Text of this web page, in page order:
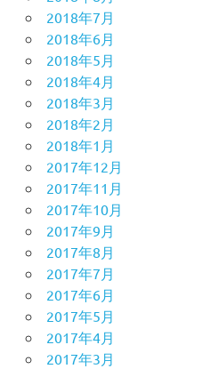
2018年7月
2018年6月
2018年5月
2018年4月
2018年3月
2018年2月
2018年1月
2017年12月
2017年11月
2017年10月
2017年9月
2017年8月
2017年7月
2017年6月
2017年5月
2017年4月
2017年3月